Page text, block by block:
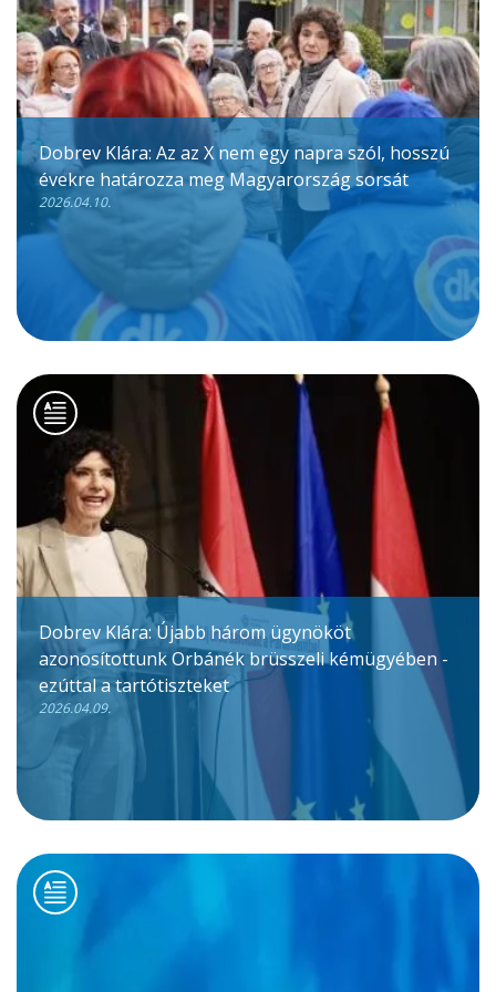
Dobrev Klára: Az az X nem egy napra szól, hosszú
évekre határozza meg Magyarország sorsát
2026.04.10.
Dobrev Klára: Újabb három ügynököt
azonosítottunk Orbánék brüsszeli kémügyében -
ezúttal a tartótiszteket
2026.04.09.